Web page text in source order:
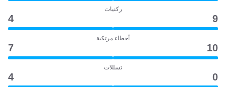
ركنيات
9
4
أخطاء مرتكبة
10
7
تسللات
0
4